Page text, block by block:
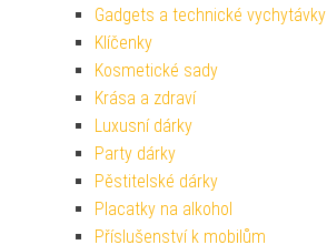
Gadgets a technické vychytávky
Klíčenky
Kosmetické sady
Krása a zdraví
Luxusní dárky
Party dárky
Pěstitelské dárky
Placatky na alkohol
Příslušenství k mobilům